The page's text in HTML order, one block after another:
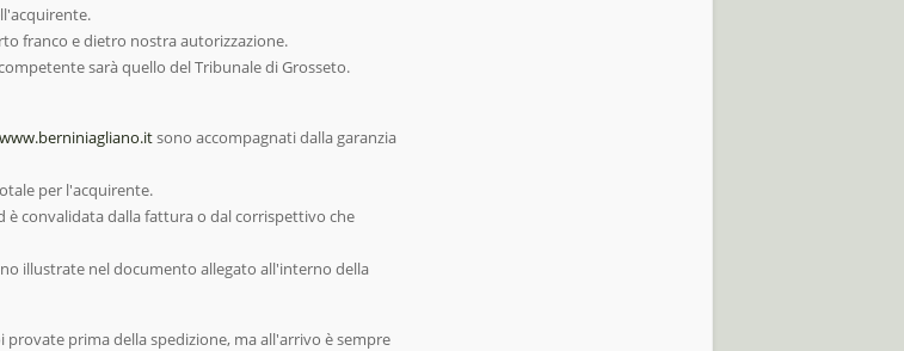
franco e dietro nostra autorizzazione.
sarà quello del Tribunale di Grosseto.
www.berniniagliano.itsono accompagnati dalla garanzia
per l'acquirente.
è convalidata dalla fattura o dal corrispettivo che
illustrate nel documento allegato all'interno della
prima della spedizione, ma all'arrivo è sempre